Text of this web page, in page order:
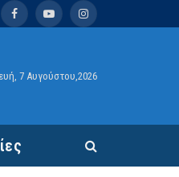
FacebookYouTubeInstagram
7 Αυγούστου,2026